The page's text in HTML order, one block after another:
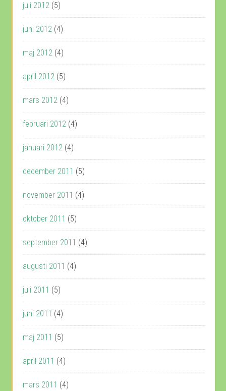
juli 2012 (5)
juni 2012 (4)
maj 2012 (4)
april 2012 (5)
mars 2012 (4)
februari 2012 (4)
januari 2012 (4)
december 2011 (5)
november 2011 (4)
oktober 2011 (5)
september 2011 (4)
augusti 2011 (4)
juli 2011 (5)
juni 2011 (4)
maj 2011 (5)
april 2011 (4)
mars 2011 (4)